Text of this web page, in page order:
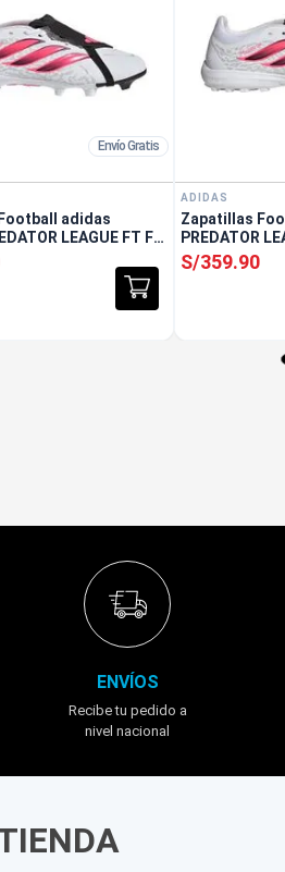
Envío Gratis
adidas
LEAGUE FT FG
ADIDAS
Zapatillas
PREDATOR
S/359.90
ENVÍOS
Recibe tu pedido a
nivel nacional